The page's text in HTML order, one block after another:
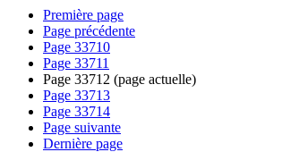
Première page
Page précédente
Page 33710
Page 33711
Page 33712 (page actuelle)
Page 33713
Page 33714
Page suivante
Dernière page